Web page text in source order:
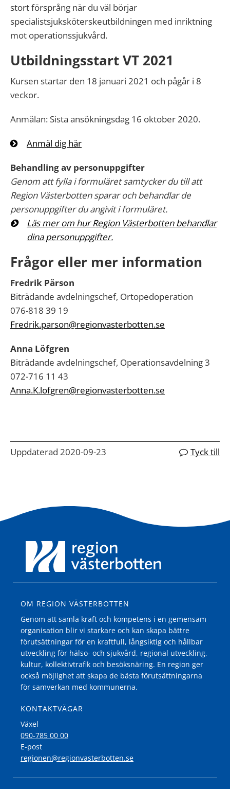
stort försprång när du väl börjar
specialistsjuksköterskeutbildningen med inriktning
mot operationssjukvård.
Utbildningsstart VT 2021
Kursen startar den 18 januari 2021 och pågår i 8
veckor.
Anmälan: Sista ansökningsdag 16 oktober 2020.
Anmäl dig här
Behandling av personuppgifter
Genom att fylla i formuläret samtycker du till att
Region Västerbotten sparar och behandlar de
personuppgifter du angivit i formuläret.
Läs mer om hur Region Västerbotten behandlar
dina personuppgifter.
Frågor eller mer information
Fredrik Pärson
Biträdande avdelningschef, Ortopedoperation
076-818 39 19
Fredrik.parson@regionvasterbotten.se
Anna Löfgren
Biträdande avdelningschef, Operationsavdelning 3
072-716 11 43
Anna.K.lofgren@regionvasterbotten.se
Uppdaterad 2020-09-23 Tyck till
OM REGION VÄSTERBOTTEN
Genom att samla kraft och kompetens i en gemensam
organisation blir vi starkare och kan skapa bättre
förutsättningar för en kraftfull, långsiktig och hållbar
utveckling för hälso- och sjukvård, regional utveckling,
kultur, kollektivtrafik och besöksnäring. En region ger
också möjlighet att skapa de bästa förutsättningarna
för samverkan med kommunerna.
KONTAKTVÄGAR
Växel
090-785 00 00
E-post
regionen@regionvasterbotten.se